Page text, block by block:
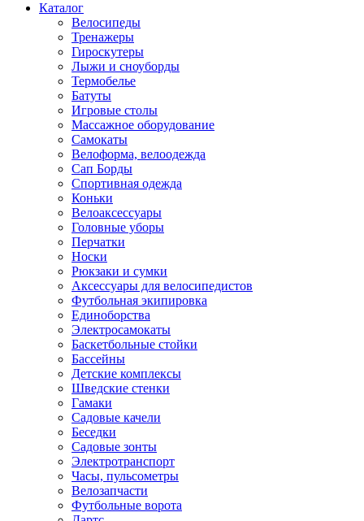
Каталог
Велосипеды
Тренажеры
Гироскутеры
Лыжи и сноуборды
Термобелье
Батуты
Игровые столы
Массажное оборудование
Самокаты
Велоформа, велоодежда
Сап Борды
Спортивная одежда
Коньки
Велоаксессуары
Головные уборы
Перчатки
Носки
Рюкзаки и сумки
Аксессуары для велосипедистов
Футбольная экипировка
Единоборства
Электросамокаты
Баскетбольные стойки
Бассейны
Детские комплексы
Шведские стенки
Гамаки
Садовые качели
Беседки
Садовые зонты
Электротранспорт
Часы, пульсометры
Велозапчасти
Футбольные ворота